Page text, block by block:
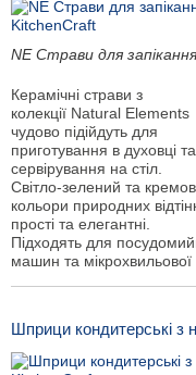
NE Страви для
Керамічні страви з
колекції Natural Elements
чудово підійдуть для
приготування в духовці та
сервірування на стіл.
Світло-зелений та
кольори природних
прості та елегантні.
Підходять для
машин та мікрохвильової
Шприци кондитерські з